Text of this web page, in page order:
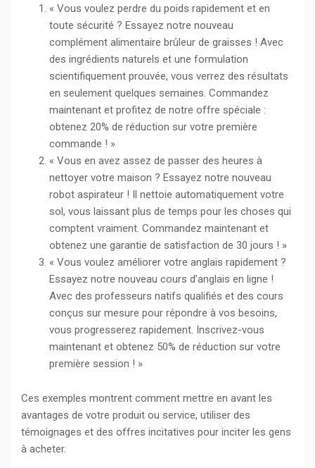
« Vous voulez perdre du poids rapidement et en
toute sécurité ? Essayez notre nouveau
complément alimentaire brûleur de graisses ! Avec
des ingrédients naturels et une formulation
scientifiquement prouvée, vous verrez des résultats
en seulement quelques semaines. Commandez
maintenant et profitez de notre offre spéciale :
obtenez 20% de réduction sur votre première
commande ! »
« Vous en avez assez de passer des heures à
nettoyer votre maison ? Essayez notre nouveau
robot aspirateur ! Il nettoie automatiquement votre
sol, vous laissant plus de temps pour les choses qui
comptent vraiment. Commandez maintenant et
obtenez une garantie de satisfaction de 30 jours ! »
« Vous voulez améliorer votre anglais rapidement ?
Essayez notre nouveau cours d’anglais en ligne !
Avec des professeurs natifs qualifiés et des cours
conçus sur mesure pour répondre à vos besoins,
vous progresserez rapidement. Inscrivez-vous
maintenant et obtenez 50% de réduction sur votre
première session ! »
Ces exemples montrent comment mettre en avant les
avantages de votre produit ou service, utiliser des
témoignages et des offres incitatives pour inciter les gens
à acheter.